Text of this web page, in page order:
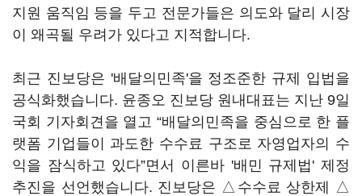
지원 움직임 등을 두고 전문가들은 의도와 달리 시장
이 왜곡될 우려가 있다고 지적합니다.
최근 진보당은 '배달의민족'을 정조준한 규제 입법을
공식화했습니다. 윤종오 진보당 원내대표는 지난 9일
국회 기자회견을 열고 “배달의민족을 중심으로 한 플
랫폼 기업들이 과도한 수수료 구조로 자영업자의 수
익을 잠식하고 있다”면서 이른바 '배민 규제법' 제정
추진을 선언했습니다. 진보당은 △수수료 상한제 △